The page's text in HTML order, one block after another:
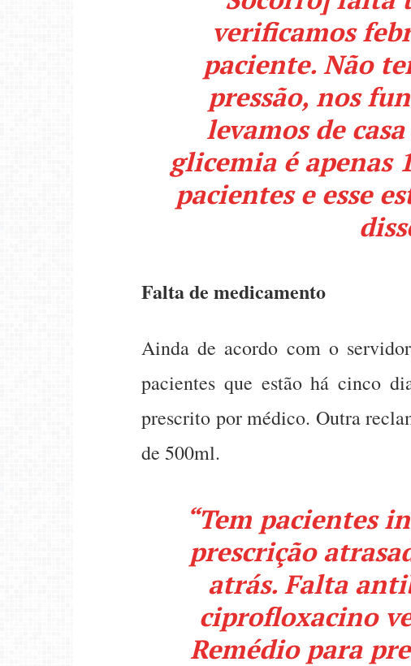
verificamos
paciente. Não
pressão, nos
levamos de
glicemia é apenas
pacientes e esse
Falta de medicamento
Ainda de acordo com o
pacientes que estão há cinco
prescrito por médico. Outra
de 500ml.
“Tem pacientes
prescrição
atrás. Falta
ciprofloxacino
Remédio para